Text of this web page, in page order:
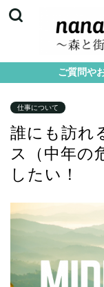
ご質問や
仕事について
誰にも訪れ
ス（中年の
したい！